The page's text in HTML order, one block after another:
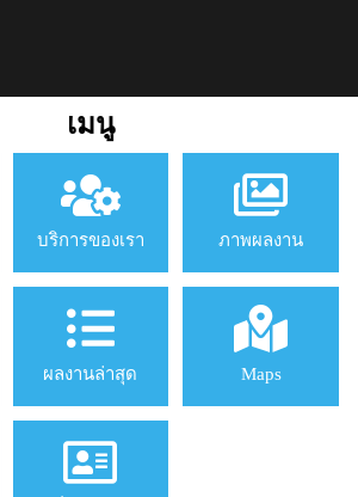
เมนู
บริการของเรา ภาพผลงาน
ผลงานล่าสุด Maps